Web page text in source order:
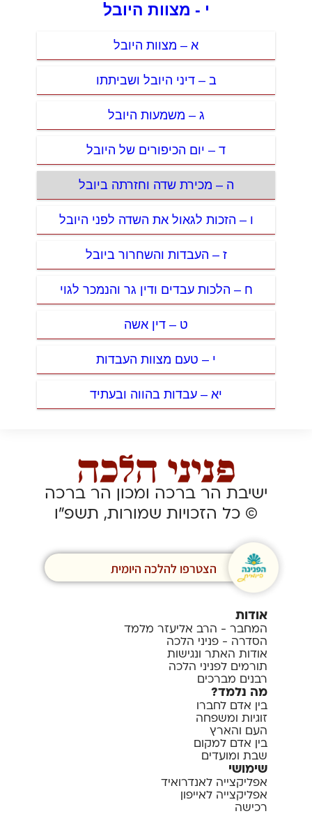
י - מצוות היובל
א – מצוות היובל
ב – דיני היובל ושביתתו
ג – משמעות היובל
ד – יום הכיפורים של היובל
ה – מכירת שדה וחזרתה ביובל
ו – הזכות לגאול את השדה לפני היובל
ז – העבדות והשחרור ביובל
ח – הלכות עבדים ודין גר והנמכר לגוי
ט – דין אשה
י – טעם מצוות העבדות
יא – עבדות בהווה ובעתיד
ישיבת הר ברכה ומכון הר ברכה
© כל הזכויות שמורות, תשפ”ו
הצטרפו להלכה היומית
אודות
המחבר - הרב אליעזר מלמד
הסדרה - פניני הלכה
אודות האתר ונגישות
תורמים לפניני הלכה
רבנים מברכים
מה נלמד?
בין אדם לחברו
זוגיות ומשפחה
העם והארץ
בין אדם למקום
שבת ומועדים
שימושי
אפליקצייה לאנדרואיד
אפליקצייה לאייפון
רכישה